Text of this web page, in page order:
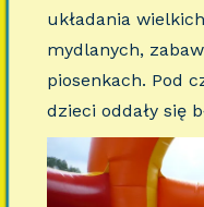
układania
mydlanych,
piosenkach. Pod
dzieci oddały się